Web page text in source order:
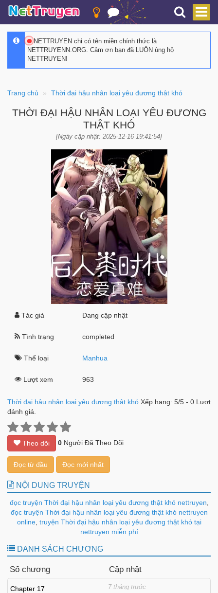
NETTRUYEN chỉ có tên miền chính thức là
NETTRUYENN.ORG. Cảm ơn bạn đã LUÔN ủng hộ
NETTRUYEN!
Trang chủ Thời đại hậu nhân loại yêu đương thật khó
THỜI ĐẠI HẬU NHÂN LOẠI YÊU ĐƯƠNG
THẬT KHÓ
[Ngày cập nhật: 2025-12-16 19:41:54]
Tác giả Đang cập nhật
Tình trạng completed
Thể loại Manhua
Lượt xem 963
Thời đại hậu nhân loại yêu đương thật khó Xếp hạng: 5/5 - 0 Lượt
đánh giá.
Theo dõi 0 Người Đã Theo Dõi
Đọc từ đầu Đọc mới nhất
NỘI DUNG TRUYỆN
đọc truyện Thời đại hậu nhân loại yêu đương thật khó nettruyen
đọc truyện Thời đại hậu nhân loại yêu đương thật khó nettruyen
online, truyện Thời đại hậu nhân loại yêu đương thật khó tại
nettruyen miễn phí
DANH SÁCH CHƯƠNG
Số chương Cập nhật
Chapter 17 7 tháng trước